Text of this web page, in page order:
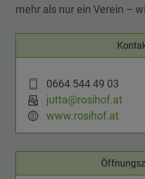
mehr als nur ein Verein –
0664 544 49 03
jutta@rosihof.at
www.rosihof.at